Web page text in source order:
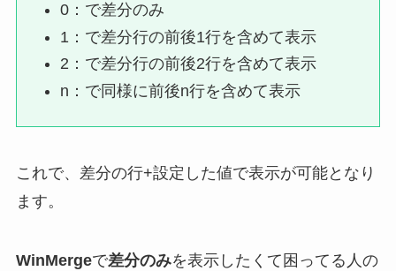
0：で差分のみ
1：で差分行の前後1行を含めて表示
2：で差分行の前後2行を含めて表示
n：で同様に前後n行を含めて表示
これで、差分の行+設定した値で表示が可能となり
ます。
WinMergeで差分のみを表示したくて困ってる人の